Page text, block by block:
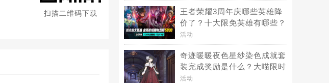
扫描二维码下载
王者荣耀3周年庆哪些英雄降
价了？十大限免英雄有哪些？
活动
奇迹暖暖夜色星纱染色成就套
装完成奖励是什么？大喵限时
制衣夜色星纱染色成就套装
活动